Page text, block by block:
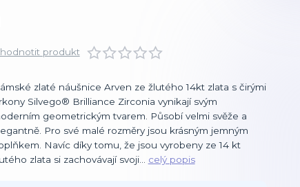
produkt
zlaté náušnice Arven ze žlutého 14kt zlata s čirými
Silvego® Brilliance Zirconia vynikají svým
geometrickým tvarem. Působí velmi svěže a
Pro své malé rozměry jsou krásným jemným
Navíc díky tomu, že jsou vyrobeny ze 14 kt
zlata si zachovávají svoji... celý popis